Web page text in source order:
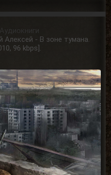
Аудиокниги
Алексей - В зоне тумана.
96 kbps].